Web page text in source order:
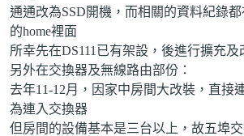
通通改為SSD開機，而相關的資料紀錄
的home裡面
所幸先在DS111已有架設，後進行擴充及
另外在交換器及無線路由部份：
去年11-12月，因家中房間大改裝，直接
為連入交換器
但房間的設備基本是三台以上，故五埠